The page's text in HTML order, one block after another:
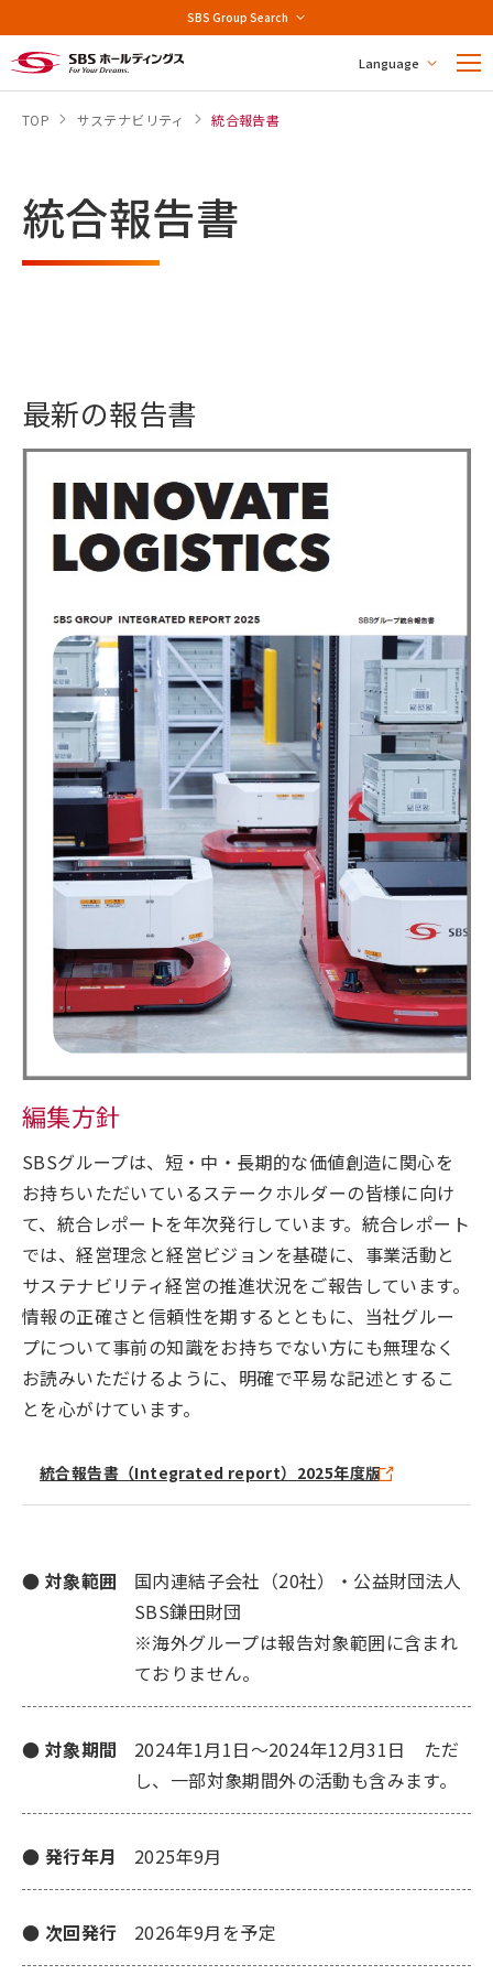
Language
SBS Group Search
TOP サステナビリティ 統合報告書
統合報告書
最新の報告書
編集方針
SBSグループは、短・中・長期的な価値創造に関心を
お持ちいただいているステークホルダーの皆様に向け
て、統合レポートを年次発行しています。統合レポート
では、経営理念と経営ビジョンを基礎に、事業活動と
サステナビリティ経営の推進状況をご報告しています。
情報の正確さと信頼性を期するとともに、当社グルー
プについて事前の知識をお持ちでない方にも無理なく
お読みいただけるように、明確で平易な記述とするこ
とを心がけています。
統合報告書（Integrated report）2025年度版
● 対象範囲
国内連結子会社（20社）・公益財団法人
SBS鎌田財団
※海外グループは報告対象範囲に含まれ
ておりません。
● 対象期間
2024年1月1日～2024年12月31日 ただ
し、一部対象期間外の活動も含みます。
● 発行年月 2025年9月
● 次回発行 2026年9月を予定